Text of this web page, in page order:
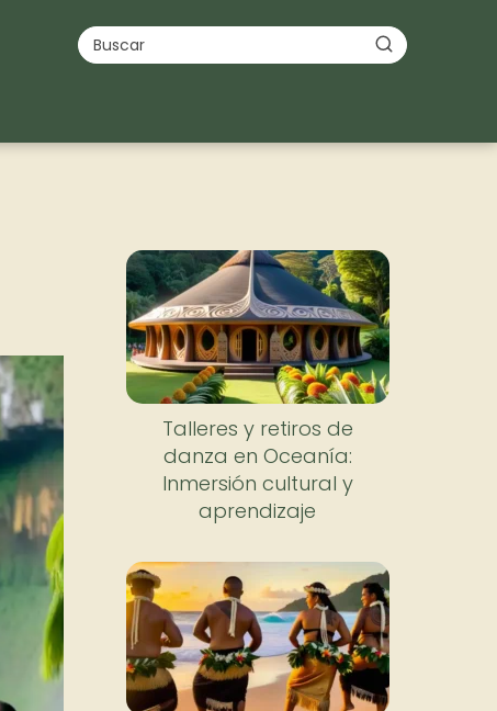
Talleres y retiros de
danza en Oceanía:
Inmersión cultural y
aprendizaje